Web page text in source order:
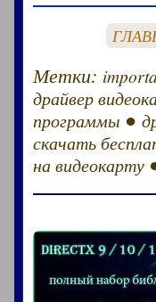
Метки:
драйвер
программы ●
скачать
на видеокарту